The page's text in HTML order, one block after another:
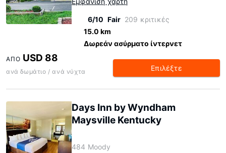
6/10 Fair 209 κριτικές
15.0 km
Δωρεάν ασύρματο ίντερνετ
ΑΠΌ USD 88
ανά δωμάτιο / ανά νύχτα Επιλέξτε
Days Inn by Wyndham
Maysville Kentucky
484 Moody